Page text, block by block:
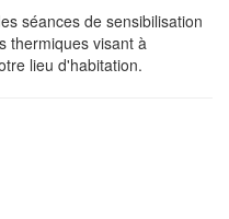
séances de sensibilisation
thermiques visant à
lieu d'habitation.